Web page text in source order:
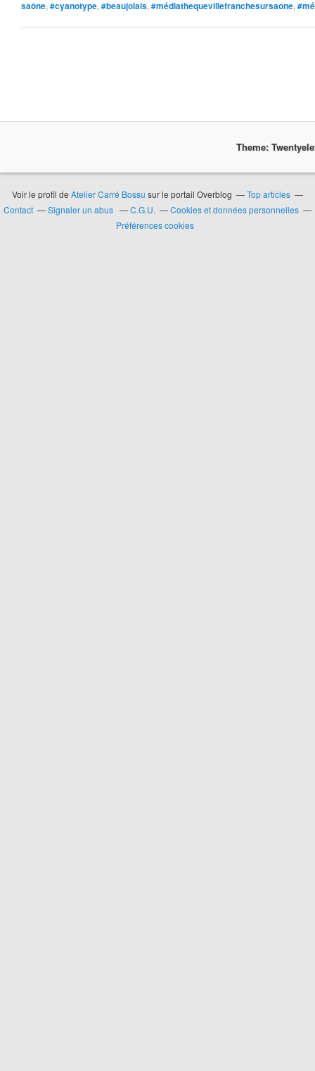
saône, #cyanotype, #beaujolais, #médiathequevillefranchesursaone,
Theme:
Voir le profil de Atelier Carré Bossu sur le portail Overblog
Top articles
Contact
Signaler un abus C.G.U.
Cookies et données personnelles
Préférences cookies